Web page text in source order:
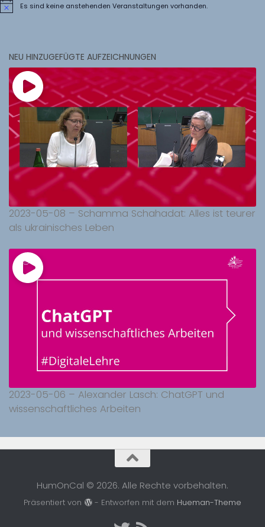
HinweisEs sind keine anstehenden Veranstaltungen vorhanden.
NEU HINZUGEFÜGTE AUFZEICHNUNGEN
2023-05-08 – Schamma Schahadat: Alles ist teurer
als ukrainisches Leben
2023-05-06 – Alexander Lasch: ChatGPT und
wissenschaftliches Arbeiten
HumOnCal © 2026. Alle Rechte vorbehalten.
Präsentiert von - Entworfen mit dem Hueman-Theme